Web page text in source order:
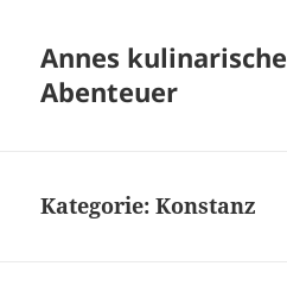
Annes kulinarische
Abenteuer
Kategorie:Konstanz